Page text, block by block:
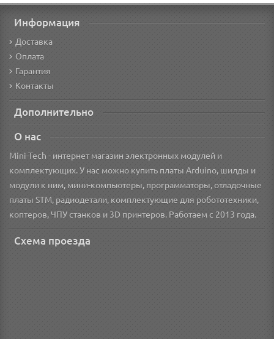
Информация
Доставка
Оплата
Гарантия
Контакты
Дополнительно
О нас
Mini-Tech - интернет магазин электронных модулей и
комплектующих. У нас можно купить платы Arduino, шилды и
модули к ним, мини-компьютеры, программаторы, отладочные
платы STM, радиодетали, комплектующие для робототехники,
коптеров, ЧПУ станков и 3D принтеров. Работаем с 2013 года.
Схема проезда